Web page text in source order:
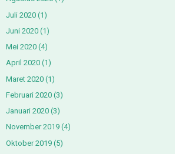
Juli 2020 (1)
Juni 2020 (1)
Mei 2020 (4)
April 2020 (1)
Maret 2020 (1)
Februari 2020 (3)
Januari 2020 (3)
November 2019 (4)
Oktober 2019 (5)